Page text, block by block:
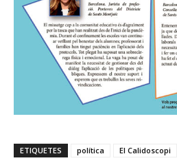
ETIQUETES política El Calidoscopi